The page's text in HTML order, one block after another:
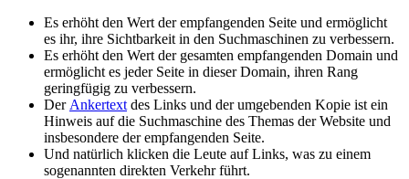
Es erhöht den Wert der empfangenden Seite und ermöglicht
es ihr, ihre Sichtbarkeit in den Suchmaschinen zu verbessern.
Es erhöht den Wert der gesamten empfangenden Domain und
ermöglicht es jeder Seite in dieser Domain, ihren Rang
geringfügig zu verbessern.
Der Ankertext des Links und der umgebenden Kopie ist ein
Hinweis auf die Suchmaschine des Themas der Website und
insbesondere der empfangenden Seite.
Und natürlich klicken die Leute auf Links, was zu einem
sogenannten direkten Verkehr führt.